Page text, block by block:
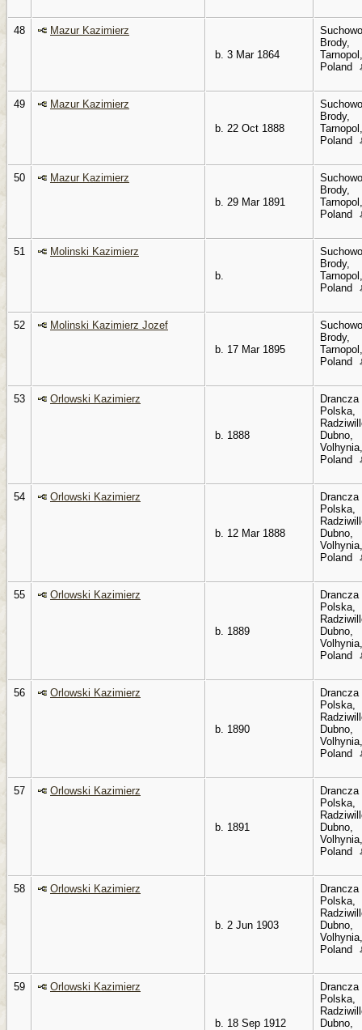
48
Mazur Kazimierz
b. 3 Mar 1864
Brody,
Tarnopol,
Poland
49
Mazur Kazimierz
b. 22 Oct 1888
Brody,
Tarnopol,
Poland
50
Mazur Kazimierz
b. 29 Mar 1891
Brody,
Tarnopol,
Poland
51
Molinski Kazimierz
b.
Brody,
Tarnopol,
Poland
52
Molinski Kazimierz Jozef
b. 17 Mar 1895
Brody,
Tarnopol,
Poland
53 Orlowski Kazimierz
b. 1888
Drancza
Polska,
Dubno,
Volhynia,
Poland
54 Orlowski Kazimierz
b. 12 Mar 1888
Drancza
Polska,
Dubno,
Volhynia,
Poland
55 Orlowski Kazimierz
b. 1889
Drancza
Polska,
Dubno,
Volhynia,
Poland
56 Orlowski Kazimierz
b. 1890
Drancza
Polska,
Dubno,
Volhynia,
Poland
57 Orlowski Kazimierz
b. 1891
Drancza
Polska,
Dubno,
Volhynia,
Poland
58 Orlowski Kazimierz
b. 2 Jun 1903
Drancza
Polska,
Dubno,
Volhynia,
Poland
59 Orlowski Kazimierz
b. 18 Sep 1912
Drancza
Polska,
Dubno,